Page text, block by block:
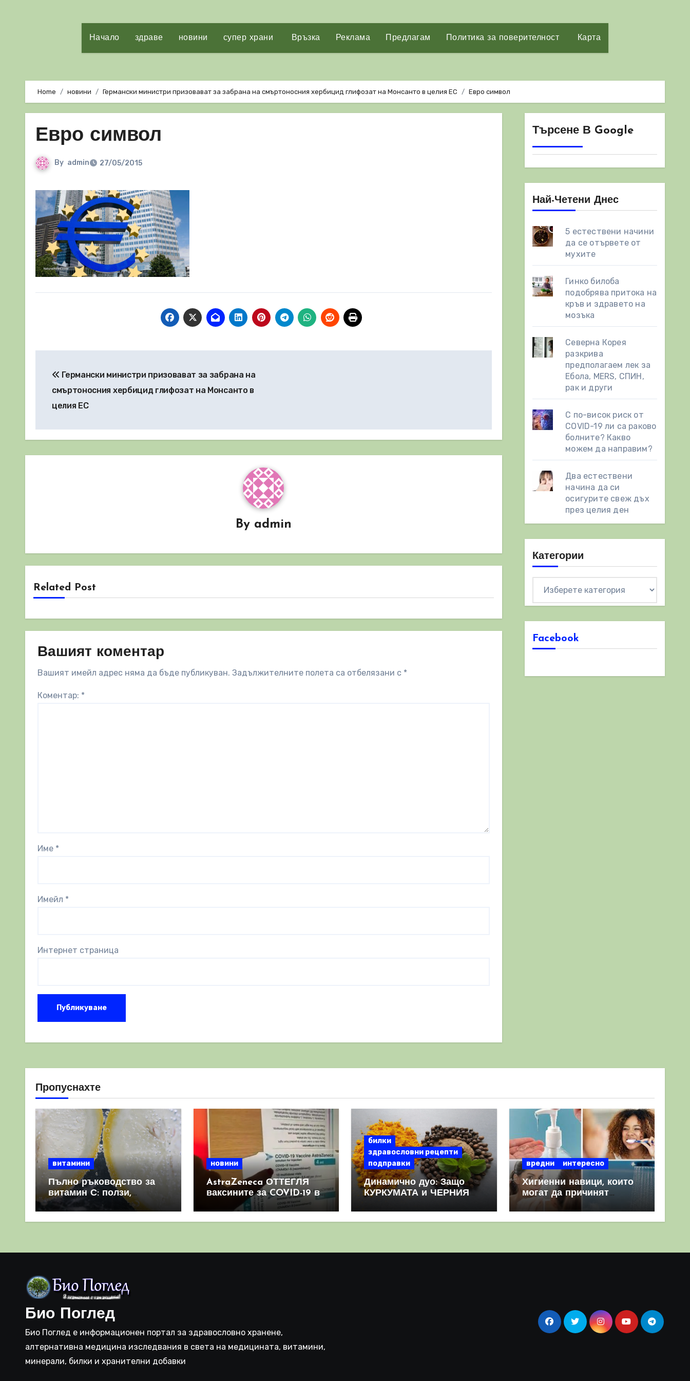
Начало здраве новини супер храни Връзка Реклама Предлагам Политика за поверителност Карта
Home новини Германски министри призовават за забрана на смъртоносния хербицид глифозат на Монсанто в целия ЕС Евро символ
Евро символ
By admin 27/05/2015
Германски министри призовават за забрана на
смъртоносния хербицид глифозат на Монсанто в
целия ЕС
By admin
Related Post
Вашият коментар
Вашият имейл адрес няма да бъде публикуван. Задължителните полета са отбелязани с *
Коментар: *
Име *
Имейл *
Интернет страница
Търсене В Google
Най-Четени Днес
5 естествени начини
да се отървете от
мухите
Гинко билоба
подобрява притока на
кръв и здравето на
мозъка
Северна Корея
разкрива
предполагаем лек за
Ебола, MERS, СПИН,
рак и други
С по-висок риск от
COVID-19 ли са раково
болните? Какво
можем да направим?
Два естествени
начинa да си
осигурите свеж дъх
през целия ден
Категории
Facebook
Пропуснахте
витамини
Пълно ръководство за
витамин С: ползи,
източници и защо е
важен за имунната
новини
AstraZeneca ОТТЕГЛЯ
ваксините за COVID-19 в
световен мащаб, след
като призна, че те
билки
здравословни рецепти
подправки
Динамично дуо: Защо
КУРКУМАТА и ЧЕРНИЯ
комбинация
вредни интересно
Хигиенни навици, които
могат да причинят
повече вреда, отколкото
полза
Био Поглед
Био Поглед е информационен портал за здравословно хранене,
алтернативна медицина изследвания в света на медицината, витамини,
минерали, билки и хранителни добавки